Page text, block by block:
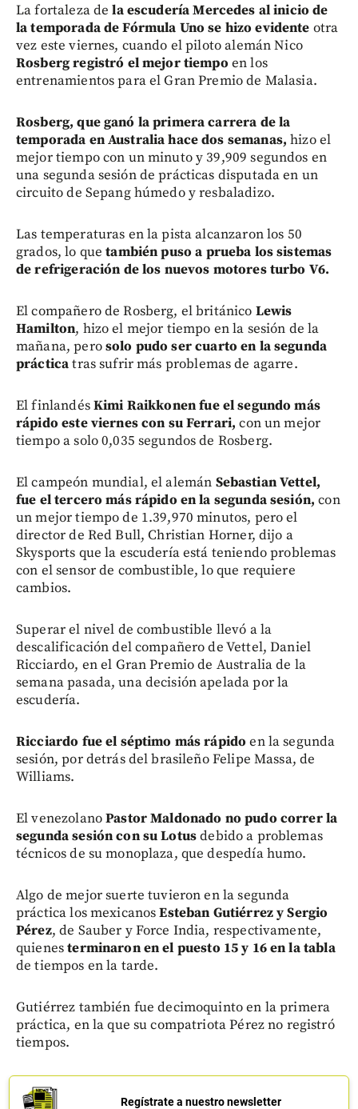
La fortaleza de la escudería Mercedes al inicio de
la temporada de Fórmula Uno se hizo evidente otra
vez este viernes, cuando el piloto alemán Nico
Rosberg registró el mejor tiempo en los
entrenamientos para el Gran Premio de Malasia.
Rosberg, que ganó la primera carrera de la
temporada en Australia hace dos semanas, hizo el
mejor tiempo con un minuto y 39,909 segundos en
una segunda sesión de prácticas disputada en un
circuito de Sepang húmedo y resbaladizo.
Las temperaturas en la pista alcanzaron los 50
grados, lo quetambién puso a prueba los sistemas
de refrigeración de los nuevos motores turbo V6.
El compañero de Rosberg, el británico Lewis
Hamilton, hizo el mejor tiempo en la sesión de la
mañana, perosolo pudo ser cuarto en la segunda
prácticatras sufrir más problemas de agarre.
El finlandésKimi Raikkonen fue el segundo más
rápido este viernes con su Ferrari, con un mejor
tiempo a solo 0,035 segundos de Rosberg.
El campeón mundial, el alemán Sebastian Vettel,
fue el tercero más rápido en la segunda sesión, con
un mejor tiempo de 1.39,970 minutos, pero el
director de Red Bull, Christian Horner, dijo a
Skysports que la escudería está teniendo problemas
con el sensor de combustible, lo que requiere
cambios.
Superar el nivel de combustible llevó a la
descalificación del compañero de Vettel, Daniel
Ricciardo, en el Gran Premio de Australia de la
semana pasada, una decisión apelada por la
escudería.
Ricciardo fue el séptimo más rápido en la segunda
sesión, por detrás del brasileño Felipe Massa, de
Williams.
El venezolanoPastor Maldonado no pudo correr la
segunda sesión con su Lotusdebido a problemas
técnicos de su monoplaza, que despedía humo.
Algo de mejor suerte tuvieron en la segunda
práctica los mexicanosEsteban Gutiérrez y Sergio
Pérez, de Sauber y Force India, respectivamente,
quienesterminaron en el puesto 15 y 16 en la tabla
de tiempos en la tarde.
Gutiérrez también fue decimoquinto en la primera
práctica, en la que su compatriota Pérez no registró
tiempos.
Regístrate a nuestro newsletter